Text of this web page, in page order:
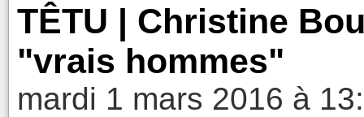
TÊTU | Christine
"vrais hommes"
mardi 1 mars 2016 à